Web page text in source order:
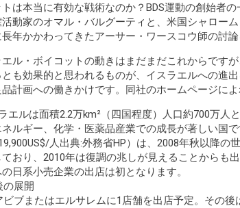
は本当に有効な戦術なのか？BDS運動の創始者
動家のオマル・バルグーティ と、米国シャロー
年かかわってきたアーサー・ワースコウ師の討論
ル・ボイコットの動きはまだまだこれからです
も効果的と思われるものが、イスラエルへの進
計画への働きかけです。同社のホームページに
ルは面積2.2万km²（四国程度）人口約700万人
ルギー、化学・医薬品産業での成長が著しい国
人出典:外務省HP）は、2008年秋以降の
おり、2010年は復調の兆しが見えることからも
日系小売企業の出店は初となります。
の展開
ビブまたはエルサレムに1店舗を出店予定。そ